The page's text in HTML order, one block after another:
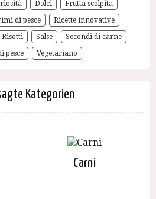
Dolci
Frutta scolpita
di pesce
Ricette innovative
Risotti Salse
Secondi di carne
pesce
Vegetariano
Kategorien
Carni